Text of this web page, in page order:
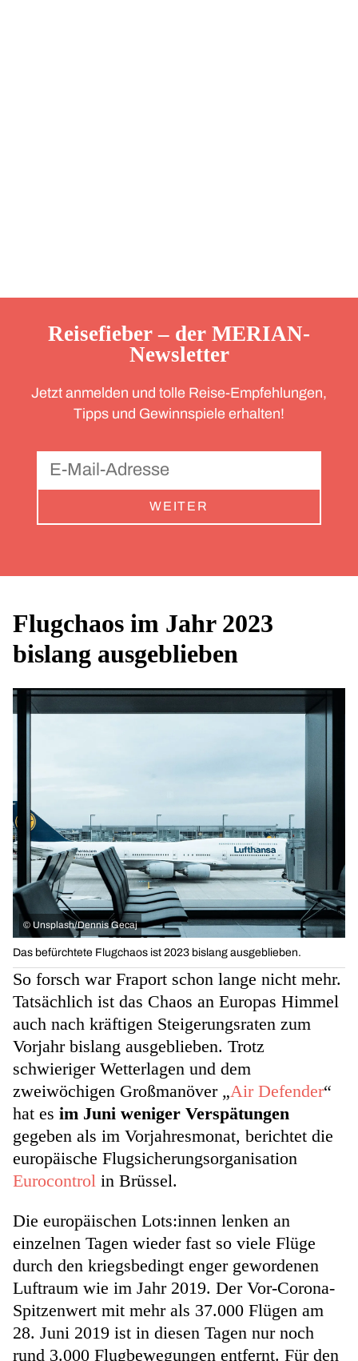
Reisefieber – der MERIAN-
Newsletter
Jetzt anmelden und tolle Reise-Empfehlungen,
Tipps und Gewinnspiele erhalten!
WEITER
Flugchaos im Jahr 2023
bislang ausgeblieben
© Unsplash/Dennis Gecaj
Das befürchtete Flugchaos ist 2023 bislang ausgeblieben.
​​So forsch war Fraport schon lange nicht mehr.
Tatsächlich ist das Chaos an Europas Himmel
auch nach kräftigen Steigerungsraten zum
Vorjahr bislang ausgeblieben. Trotz
schwieriger Wetterlagen und dem
zweiwöchigen Großmanöver „Air Defender“
hat es im Juni weniger Verspätungen
gegeben als im Vorjahresmonat, berichtet die
europäische Flugsicherungsorganisation
Eurocontrol in Brüssel.
Die europäischen Lots:innen lenken an
einzelnen Tagen wieder fast so viele Flüge
durch den kriegsbedingt enger gewordenen
Luftraum wie im Jahr 2019. Der Vor-Corona-
Spitzenwert mit mehr als 37.000 Flügen am
28. Juni 2019 ist in diesen Tagen nur noch
rund 3.000 Flugbewegungen entfernt. Für den